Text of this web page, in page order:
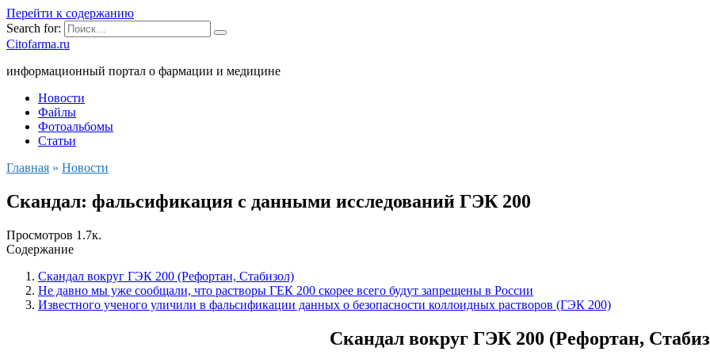
Перейти к содержанию
Search for:
Citofarma.ru
информационный портал о фармации и медицине
Новости
Файлы
Фотоальбомы
Статьи
Главная » Новости
Скандал: фальсификация с данными исследований ГЭК 200
Просмотров 1.7к.
Содержание
Скандал вокруг ГЭК 200 (Рефортан, Стабизол)
Не давно мы уже сообщали, что растворы ГЕК 200 скорее всего будут запрещены в России
Известного ученого уличили в фальсификации данных о безопасности коллоидных растворов (ГЭК 200)
Скандал вокруг ГЭК 200 (Рефортан,